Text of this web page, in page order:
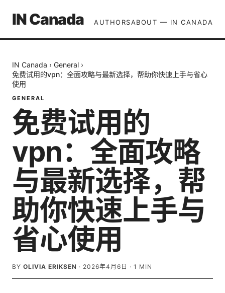
IN Canada AUTHORSABOUT — IN CANADA
IN Canada › General ›
免费试用的vpn：全面攻略与最新选择，帮助你快速上手与省心
使用
GENERAL
免费试用的
vpn：全面攻略
与最新选择，帮
助你快速上手与
省心使用
BY OLIVIA ERIKSEN · 2026年4月6日 · 1 MIN